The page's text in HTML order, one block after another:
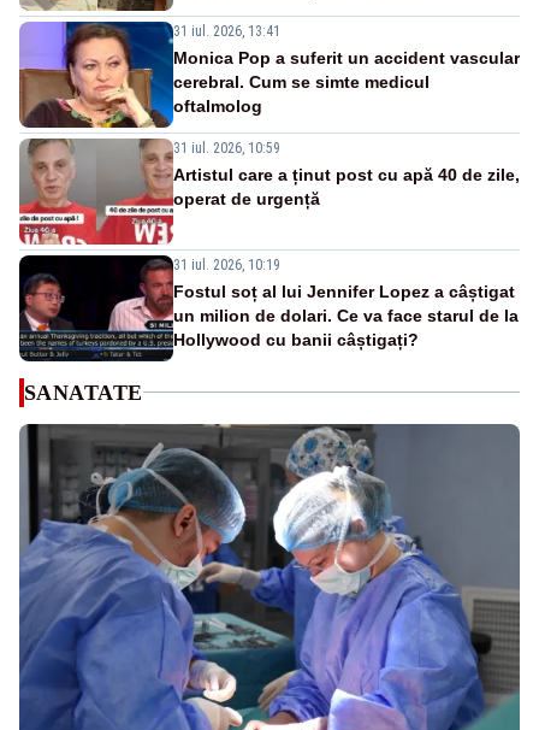
31 iul. 2026, 13:41
Monica Pop a suferit un accident vascular
cerebral. Cum se simte medicul
oftalmolog
31 iul. 2026, 10:59
Artistul care a ținut post cu apă 40 de zile,
operat de urgență
31 iul. 2026, 10:19
Fostul soț al lui Jennifer Lopez a câștigat
un milion de dolari. Ce va face starul de la
Hollywood cu banii câștigați?
SANATATE